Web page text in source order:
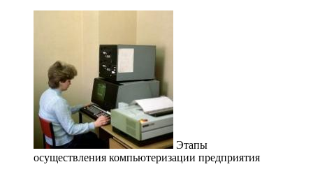
Этапы
осуществления компьютеризации предприятия